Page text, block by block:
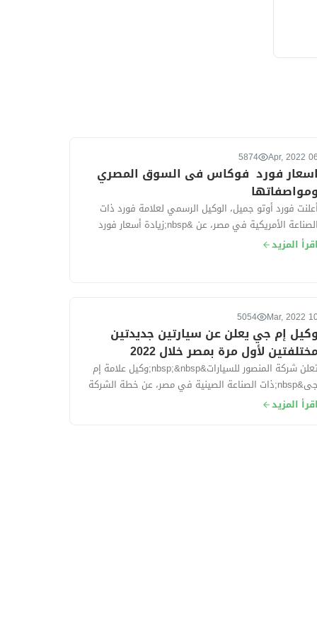
06 Apr,
5874
فورد فوكاس فى السوق المصري
فورد أوتو جميل، الوكيل الرسمي لعلامة فورد ذات
الصناعة الأمريكية في مصر، عن &nbsp;زيادة أسعار فورد
موديل 2022 بقيمة 50 ألف جنيه خ...
المزيد
10
5054
إم جي يعلن عن سيارتين جديدتين
لأول مرة بمصر خلال 2022
تعلن شركة المنصور للسيارات&nbsp;&nbsp;وكيل علامة إم
جى&nbsp;ذات الصناعة الصينية في مصر، عن خطة الشركة
في تكون فى مقدمتها طرح...المزيد